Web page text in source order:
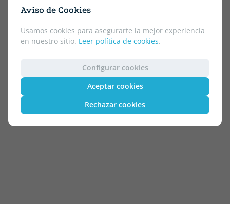
Aviso de Cookies
Usamos cookies para asegurarte la mejor experiencia
en nuestro sitio. Leer política de cookies.
Configurar cookies
Aceptar cookies
Rechazar cookies